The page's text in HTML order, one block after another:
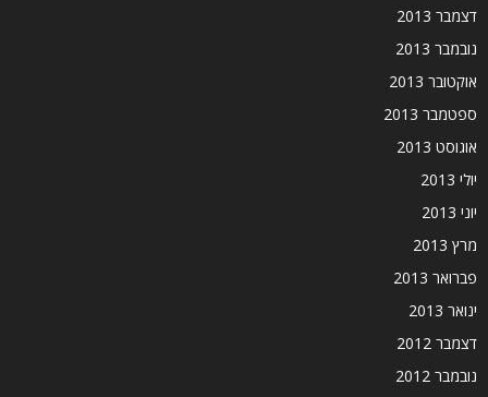
דצמבר 2013
נובמבר 2013
אוקטובר 2013
ספטמבר 2013
אוגוסט 2013
יולי 2013
יוני 2013
מרץ 2013
פברואר 2013
ינואר 2013
דצמבר 2012
נובמבר 2012